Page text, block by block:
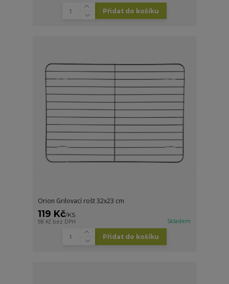
Přidat do košíku
Orion Grilovací rošt 32x23 cm
119 Kč/KS
98 Kč bez DPH Skladem
Přidat do košíku